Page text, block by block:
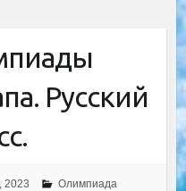
Русский
2023
Олимпиада